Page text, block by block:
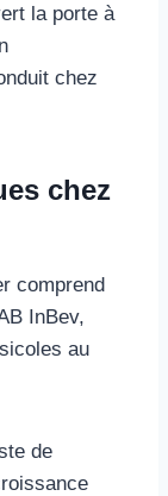
la porte à
chez
chez
comprend
InBev,
au
de